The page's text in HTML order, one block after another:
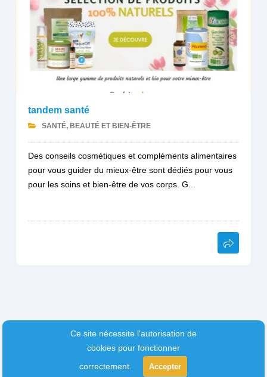
tandem santé
SANTÉ, BEAUTÉ ET BIEN-ÊTRE
Des conseils cosmétiques et compléments alimentaires
pour vous guider du mieux-être sont dédiés pour vous
pour les soins et bien-être de vos corps. G...
Ce site nécessite l'autorisation de
cookies pour fonctionner
correctement.
Accepter